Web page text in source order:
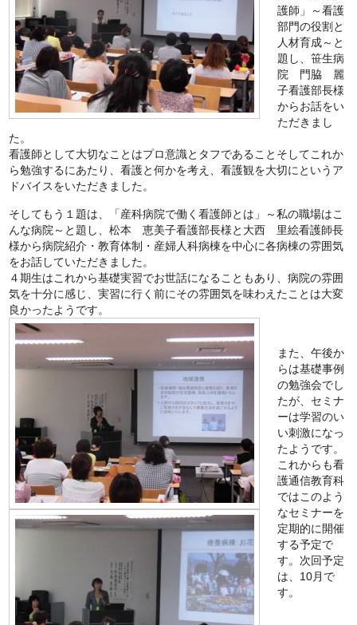
護師」～看護
部門の役割と
人材育成～と
題し、笹生病
院 門脇 麗
子看護部長様
からお話をい
ただきまし
た。
看護師として大切なことはプロ意識とタフであることそしてこれか
ら勉強するにあたり、看護と何かを考え、看護観を大切にというア
ドバイスをいただきました。
そしてもう１題は、「産科病院で働く看護師とは」～私の職場はこ
んな病院～と題し、松本 恵美子看護部長様と大西 里絵看護師長
様から病院紹介・教育体制・産婦人科病棟を中心に各病棟の雰囲気
をお話していただきました。
４期生はこれから基礎実習でお世話になることもあり、病院の雰囲
気を十分に感じ、実習に行く前にその雰囲気を味わえたことは大変
良かったようです。
また、午後か
らは基礎事例
の勉強会でし
たが、セミナ
ーは学習のい
い刺激になっ
たようです。
これからも看
護通信教育科
ではこのよう
なセミナーを
定期的に開催
する予定で
す。次回予定
は、10月で
す。